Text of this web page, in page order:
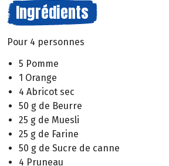
Ingrédients
Pour 4 personnes
5 Pomme
1 Orange
4 Abricot sec
50 g de Beurre
25 g de Muesli
25 g de Farine
50 g de Sucre de canne
4 Pruneau